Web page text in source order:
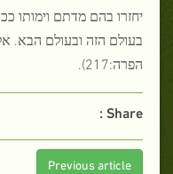
יחזרו בהם מדתם וימותו
בעולם הזה ובעולם הבא.
הפרה:217).
Share :
Previous article